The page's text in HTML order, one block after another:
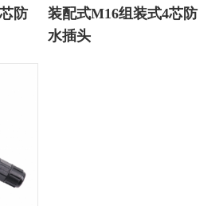
防
装配式M16组装式4芯防
水插头